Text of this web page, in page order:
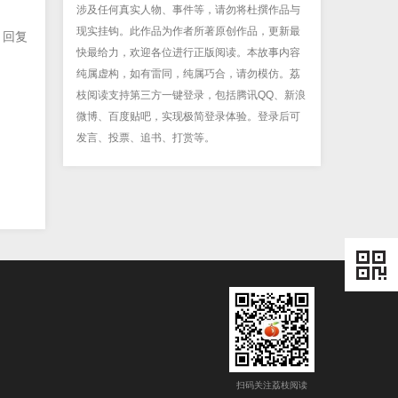
回复
涉及任何真实人物、事件等，请勿将杜撰作品与
现实挂钩。此作品为作者所著原创作品，更新最
快最给力，欢迎各位进行正版阅读。本故事内容
纯属虚构，如有雷同，纯属巧合，请勿模仿。荔
枝阅读支持第三方一键登录，包括腾讯QQ、新浪
微博、百度贴吧，实现极简登录体验。登录后可
发言、投票、追书、打赏等。
扫码关注荔枝阅读